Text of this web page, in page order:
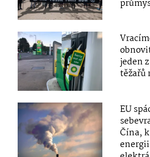
jeden
těžařů
EU
Čína,